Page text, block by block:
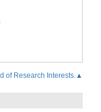
of Research Interests.▲